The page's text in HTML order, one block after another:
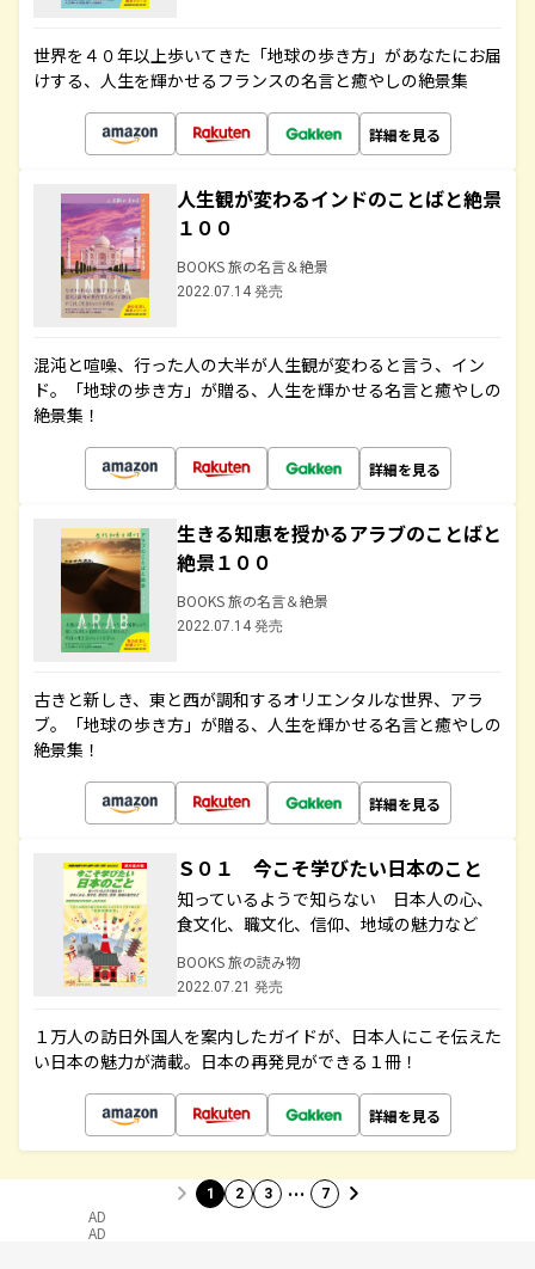
世界を４０年以上歩いてきた「地球の歩き方」があなたにお届
けする、人生を輝かせるフランスの名言と癒やしの絶景集
詳細を見る
人生観が変わるインドのことばと絶景
１００
BOOKS 旅の名言＆絶景
2022.07.14 発売
混沌と喧噪、行った人の大半が人生観が変わると言う、イン
ド。「地球の歩き方」が贈る、人生を輝かせる名言と癒やしの
絶景集！
詳細を見る
生きる知恵を授かるアラブのことばと
絶景１００
BOOKS 旅の名言＆絶景
2022.07.14 発売
古きと新しき、東と西が調和するオリエンタルな世界、アラ
ブ。「地球の歩き方」が贈る、人生を輝かせる名言と癒やしの
絶景集！
詳細を見る
Ｓ０１ 今こそ学びたい日本のこと
知っているようで知らない 日本人の心、
食文化、職文化、信仰、地域の魅力など
BOOKS 旅の読み物
2022.07.21 発売
１万人の訪日外国人を案内したガイドが、日本人にこそ伝えた
い日本の魅力が満載。日本の再発見ができる１冊！
詳細を見る
1 2 3 … 7
AD
AD